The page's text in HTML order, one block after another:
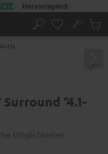
Suche
No
Surround "4.1-
Möglichkeiten